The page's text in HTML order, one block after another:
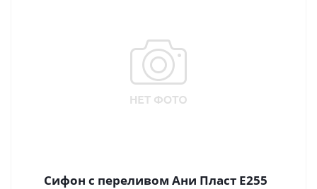
Сифон с переливом Ани Пласт E255